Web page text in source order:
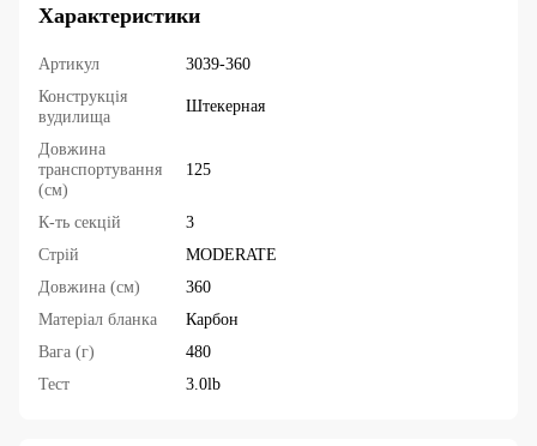
Характеристики
Артикул
3039-360
Конструкція
вудилища
Штекерная
Довжина
транспортування
(см)
125
К-ть секцій
3
Стрій
MODERATE
Довжина (см)
360
Матеріал бланка
Карбон
Вага (г)
480
Тест
3.0lb